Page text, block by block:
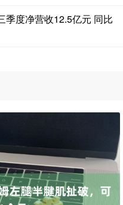
-44.40 -0.57%
季度净营收12.5亿元 同比